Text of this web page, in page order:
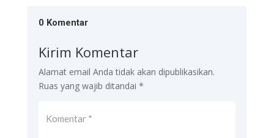
0 Komentar
Kirim Komentar
Alamat email Anda tidak akan dipublikasikan.
Ruas yang wajib ditandai *